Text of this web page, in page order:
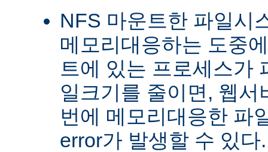
NFS 마운트한 파일시
메모리대응하는 도중
트에 있는 프로세스가
일크기를 줄이면, 웹
번에 메모리대응한 파
error가 발생할 수 있다.